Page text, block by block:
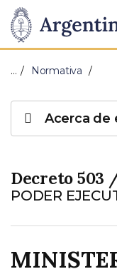
Presidencia
de
Nación
Pasar al
… Normativa
Decreto 503
PODER
Acerca de